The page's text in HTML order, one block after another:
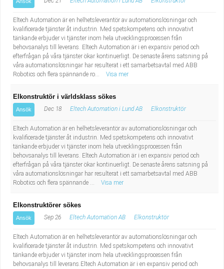
Eltech Automation är en helhetsleverantör av automationslösningar och
kvalificerade tjänster åt industrin. Med spetskompetens och innovativt
tänkande erbjuder vi tjänster inom hela utvecklingsprocessen från
behovsanalys till leverans. Eltech Automation är i en expansiv period och
efterfrågan på våra tjänster ökar kontinuerligt. De senaste årens satsning på
våra automationslösningar har resulterat i ett samarbetsavtal med ABB
Robotics och flera spännande ro...
Visa mer
Elkonstruktör i världsklass sökes
Ansök Dec 18 Eltech Automation i Lund AB Elkonstruktör
Eltech Automation är en helhetsleverantör av automationslösningar och
kvalificerade tjänster åt industrin. Med spetskompetens och innovativt
tänkande erbjuder vi tjänster inom hela utvecklingsprocessen från
behovsanalys till leverans. Eltech Automation är i en expansiv period och
efterfrågan på våra tjänster ökar kontinuerligt. De senaste årens satsning på
våra automationslösningar har resulterat i ett samarbetsavtal med ABB
Robotics och flera spännande ...
Visa mer
Elkonstruktörer sökes
Ansök Sep 26 Eltech Automation AB Elkonstruktör
Eltech Automation är en helhetsleverantör av automationslösningar och
kvalificerade tjänster åt industrin. Med spetskompetens och innovativt
tänkande erbjuder vi tjänster inom hela utvecklingsprocessen från
behovsanalys till leverans.Eltech Automation är i en expansiv period och